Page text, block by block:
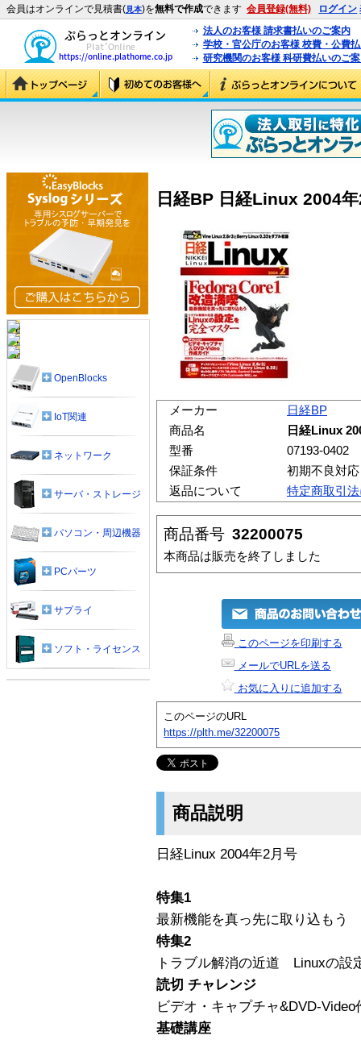
会員はオンラインで見積書(見本)を無料で作成できます 会員登録(無料) ログイン
法人のお客様 請求書払いのご案内
学校・官公庁のお客様 校費・公費
研究機関のお客様 科研費払いのご
日経BP 日経Linux 2004
メーカー
日経BP
商品名
日経Linux
型番
07193-0402
保証条件
初期不良対
返品について
特定商取引
商品番号 32200075
本商品は販売を終了しました
このページを印刷する
メールでURLを送る
お気に入りに追加する
このページのURL
https://plth.me/32200075
商品説明
日経Linux 2004年2月号
特集1
最新機能を真っ先に取り込もう
特集2
トラブル解消の近道 Linuxの設
読切 チャレンジ
ビデオ・キャプチャ&DVD-Video
基礎講座
OpenBlocks
IoT関連
ネットワーク
サーバ・ストレージ
パソコン・周辺機器
PCパーツ
サプライ
ソフト・ライセンス